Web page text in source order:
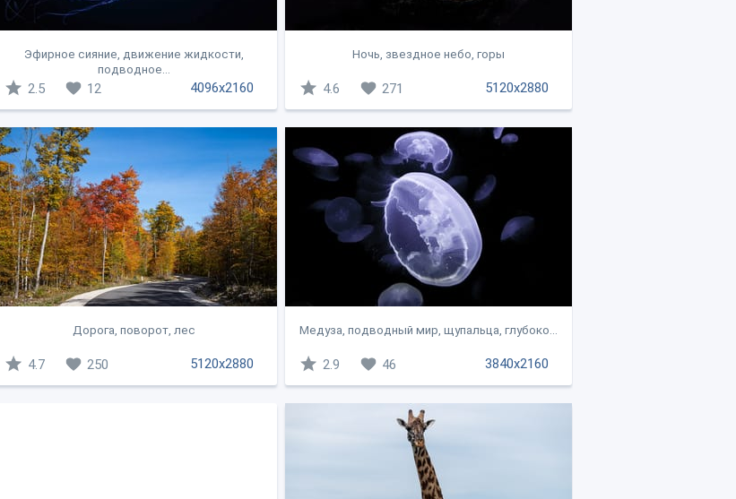
Эфирное сияние, движение жидкости,
подводное...
4096x2160
2.5 12
Ночь, звездное небо, горы
5120x2880
4.6 271
Дорога, поворот, лес
5120x2880
4.7 250
Медуза, подводный мир, щупальца, глубоко...
3840x2160
2.9 46